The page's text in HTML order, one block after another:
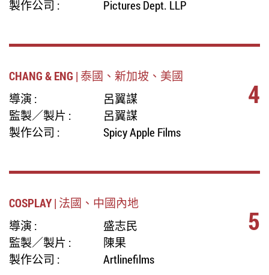
製作公司 :
Pictures Dept. LLP
CHANG & ENG | 泰國、新加坡、美國
導演 :
呂翼謀
監製／製片 :
呂翼謀
製作公司 :
Spicy Apple Films
4
COSPLAY | 法國、中國內地
導演 :
盛志民
監製／製片 :
陳果
製作公司 :
Artlinefilms
5